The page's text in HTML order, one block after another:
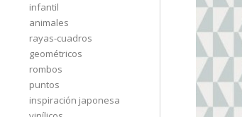
infantil
animales
rayas-cuadros
geométricos
rombos
puntos
inspiración japonesa